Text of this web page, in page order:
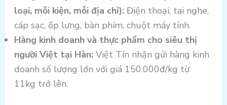
loại, mỗi kiện, mỗi địa chỉ):Điện thoại, tai nghe,
cáp sạc, ốp lưng, bàn phím, chuột máy tính.
Hàng kinh doanh và thực phẩm cho siêu thị
người Việt tại Hàn:Việt Tín nhận gửi hàng kinh
doanh số lượng lớn với giá 150.000đ/kg từ
11kg trở lên.